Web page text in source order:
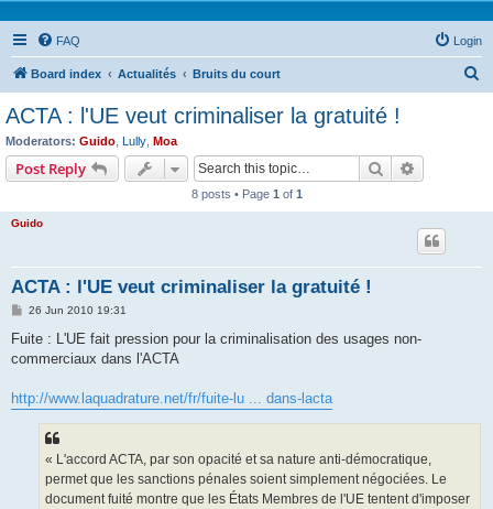
FAQ Login
Board index Actualités Bruits du court
ACTA : l'UE veut criminaliser la gratuité !
Moderators: Guido Lully Moa
Post Reply Search
8 posts • Page 1 of 1
Guido
ACTA : l'UE veut criminaliser la gratuité !
P
s
26 Jun 2010 19:31
Fuite : L'UE fait pression pour la criminalisation des usages non-
commerciaux dans l'ACTA
http://www.laquadrature.net/fr/fuite-lu ... dans-lacta
« L'accord ACTA, par son opacité et sa nature anti-démocratique,
permet que les sanctions pénales soient simplement négociées. Le
document fuité montre que les États Membres de l'UE tentent d'imposer